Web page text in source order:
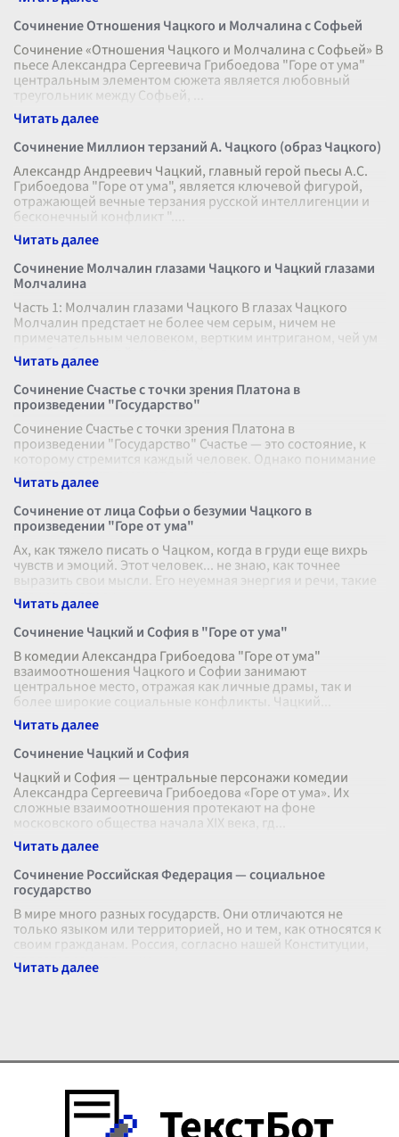
Сочинение Отношения Чацкого и Молчалина с Софьей
Сочинение «Отношения Чацкого и Молчалина с Софьей» В
пьесе Александра Сергеевича Грибоедова "Горе от ума"
центральным элементом сюжета является любовный
треугольник между Софьей,
Сочинение Миллион терзаний А. Чацкого (образ Чацкого)
Александр Андреевич Чацкий, главный герой пьесы А.С.
Грибоедова "Горе от ума", является ключевой фигурой,
отражающей вечные терзания русской интеллигенции и
бесконечный конфликт ".
Сочинение Молчалин глазами Чацкого и Чацкий глазами
Молчалина
Часть 1: Молчалин глазами Чацкого В глазах Чацкого
Молчалин предстает не более чем серым, ничем не
примечательным человеком, вертким интриганом, чей ум
подобен безликой, скользкой
Сочинение Счастье с точки зрения Платона в
произведении "Государство"
Сочинение Счастье с точки зрения Платона в
произведении "Государство" Счастье — это состояние, к
которому стремится каждый человек. Однако понимание
сущности счастья может значите
Сочинение от лица Софьи о безумии Чацкого в
произведении "Горе от ума"
Ах, как тяжело писать о Чацком, когда в груди еще вихрь
чувств и эмоций. Этот человек... не знаю, как точнее
выразить свои мысли. Его неуемная энергия и речи, такие
резкие и непрек
Сочинение Чацкий и София в "Горе от ума"
В комедии Александра Грибоедова "Горе от ума"
взаимоотношения Чацкого и Софии занимают
центральное место, отражая как личные драмы, так и
более широкие социальные конфликты. Чацкий
Сочинение Чацкий и София
Чацкий и София — центральные персонажи комедии
Александра Сергеевича Грибоедова «Горе от ума». Их
сложные взаимоотношения протекают на фоне
московского общества начала XIX века, гд
Сочинение Российская Федерация — социальное
государство
В мире много разных государств. Они отличаются не
только языком или территорией, но и тем, как относятся к
своим гражданам. Россия, согласно нашей Конституции,
является социальным